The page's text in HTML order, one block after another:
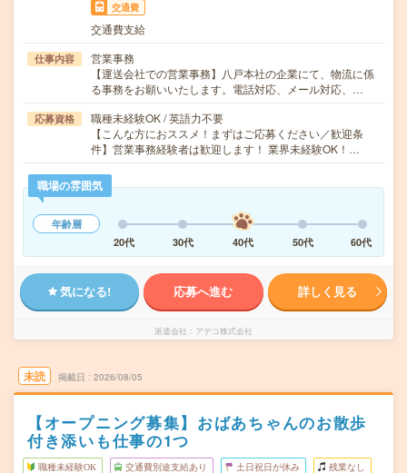
交通費
交通費支給
仕事内容
営業事務
【運送会社での営業事務】八戸本社の企業にて、物流に係
る事務をお願いいたします。電話対応、メール対応、…
応募資格
職種未経験OK / 英語力不要
【こんな方におススメ！まずはご応募ください／歓迎条
件】営業事務経験者は歓迎します！ 業界未経験OK！…
職場の雰囲気
年齢層
20代
30代 40代 50代 60代
気になる! 応募へ進む 詳しく見る
派遣会社 アデコ株式会社
未読 掲載日 2026/08/05
【オープニング募集】おばあちゃんのお散歩
付き添いも仕事の1つ
職種未経験OK 交通費別途支給あり 土日祝日が休み 残業なし